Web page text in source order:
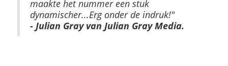
maakte het nummer een stuk
dynamischer...Erg onder de indruk!"
- Julian Gray van Julian Gray Media.